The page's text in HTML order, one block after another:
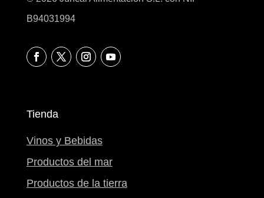
B94031994
Tienda
Vinos y Bebidas
Productos del mar
Productos de la tierra